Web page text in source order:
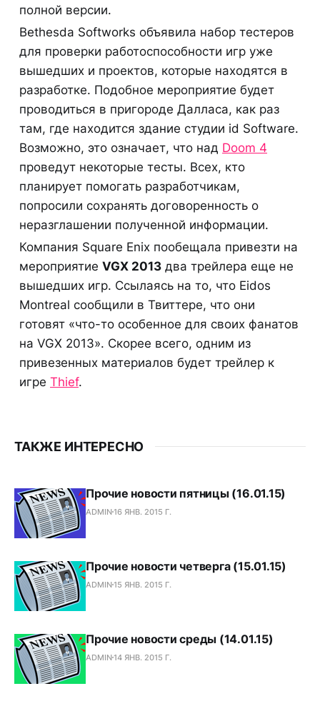
полной версии.
Bethesda Softworks объявила набор тестеров
для проверки работоспособности игр уже
вышедших и проектов, которые находятся в
разработке. Подобное мероприятие будет
проводиться в пригороде Далласа, как раз
там, где находится здание студии id Software.
Возможно, это означает, что над Doom 4
проведут некоторые тесты. Всех, кто
планирует помогать разработчикам,
попросили сохранять договоренность о
неразглашении полученной информации.
Компания Square Enix пообещала привезти на
мероприятие VGX 2013 два трейлера еще не
вышедших игр. Ссылаясь на то, что Eidos
Montreal сообщили в Твиттере, что они
готовят «что-то особенное для своих фанатов
на VGX 2013». Скорее всего, одним из
привезенных материалов будет трейлер к
игре Thief.
ТАКЖЕ ИНТЕРЕСНО
Прочие новости пятницы (16.01.15)
ADMIN16 ЯНВ. 2015 Г.
Прочие новости четверга (15.01.15)
ADMIN15 ЯНВ. 2015 Г.
Прочие новости среды (14.01.15)
ADMIN14 ЯНВ. 2015 Г.